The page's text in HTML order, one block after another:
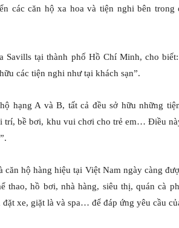
các căn hộ xa hoa và tiện nghi bên trong
Savills tại thành phố Hồ Chí Minh, cho
các tiện nghi như tại khách sạn”.
hạng A và B, tất cả đều sở hữu những
trí, bề bơi, khu vui chơi cho trẻ em… Điều
căn hộ hàng hiệu tại Việt Nam ngày càng
thao, hồ bơi, nhà hàng, siêu thị, quán cà
xe, giặt là và spa… để đáp ứng yêu cầu